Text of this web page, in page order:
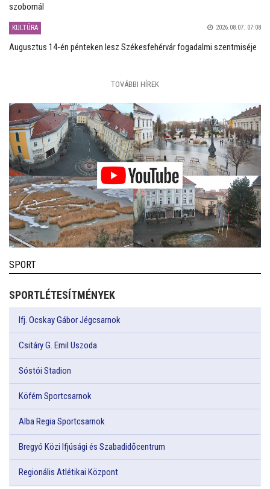
szobornál
KULTÚRA 2026.08.07. 07:08
Augusztus 14-én pénteken lesz Székesfehérvár fogadalmi szentmiséje
TOVÁBBI HÍREK
SPORT
SPORTLÉTESÍTMÉNYEK
Ifj. Ocskay Gábor Jégcsarnok
Csitáry G. Emil Uszoda
Sóstói Stadion
Köfém Sportcsarnok
Alba Regia Sportcsarnok
Bregyó Közi Ifjúsági és Szabadidőcentrum
Regionális Atlétikai Központ